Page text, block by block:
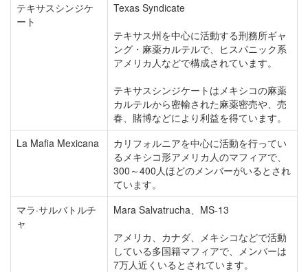
テキサスシンジケ
ート
Texas Syndicate
テキサス州を中心に活動する刑務所ギャ
ング・麻薬カルテルで、ヒスパニック系
アメリカ人などで構成されています。
テキサスシンジケートはメキシコの麻薬
カルテルから密輸された麻薬密売や、売
春、賭博などにより利益を得ています。
La Mafia Mexicana
カリフォルニアを中心に活動を行ってい
るメキシコ形アメリカ人のマフィアで、
300～400人ほどのメンバーがいるとされ
ています。
マラ·サルバトルチ
ャ
Mara Salvatrucha、MS-13
アメリカ、カナダ、メキシコなどで活動
している多国籍マフィアで、メンバーは
7万人近くいるとされています。